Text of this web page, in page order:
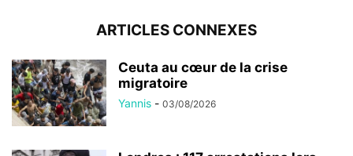
ARTICLES CONNEXES
Ceuta au cœur de la crise
migratoire
Yannis - 03/08/2026